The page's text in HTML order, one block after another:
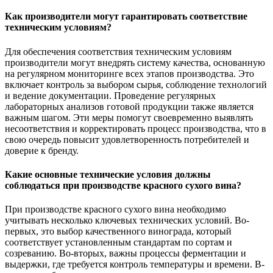
Как производители могут гарантировать соответствие
техническим условиям?
Для обеспечения соответствия техническим условиям
производители могут внедрять систему качества, основанную
на регулярном мониторинге всех этапов производства. Это
включает контроль за выбором сырья, соблюдение технологий
и ведение документации. Проведение регулярных
лабораторных анализов готовой продукции также является
важным шагом. Эти меры помогут своевременно выявлять
несоответствия и корректировать процесс производства, что в
свою очередь повысит удовлетворенность потребителей и
доверие к бренду.
Какие основные технические условия должны
соблюдаться при производстве красного сухого вина?
При производстве красного сухого вина необходимо
учитывать несколько ключевых технических условий. Во-
первых, это выбор качественного винограда, который
соответствует установленным стандартам по сортам и
созреванию. Во-вторых, важны процессы ферментации и
выдержки, где требуется контроль температуры и времени. В-